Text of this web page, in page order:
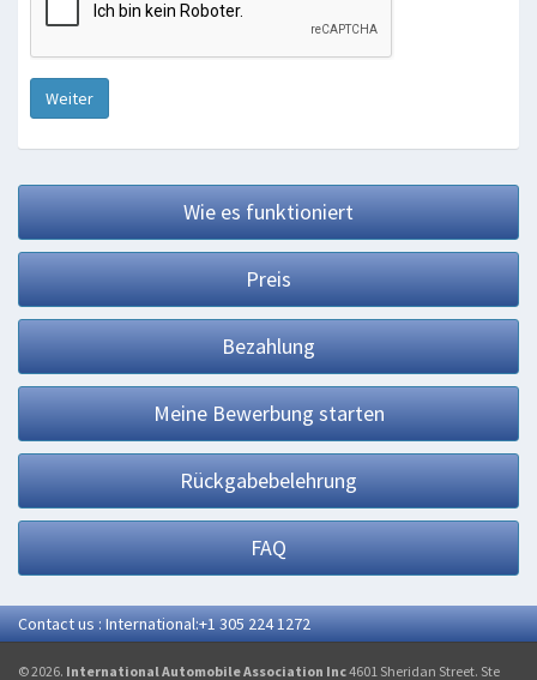
Weiter
Wie es funktioniert
Preis
Bezahlung
Meine Bewerbung starten
Rückgabebelehrung
FAQ
Contact us : International:+1 305 224 1272
© 2026. International Automobile Association Inc4601 Sheridan Street. Ste